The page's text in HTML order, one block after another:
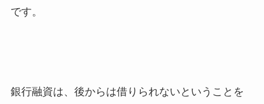
です。
銀行融資は、後からは借りられないということを